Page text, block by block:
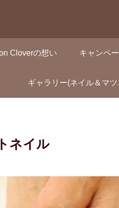
Cloverの想い キャンペ
ギャラリー(ネイル＆マ
ネイル